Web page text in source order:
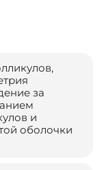
за
и
оболочки